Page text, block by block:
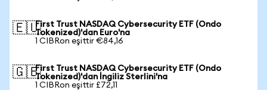
🇪🇺First Trust NASDAQ Cybersecurity ETF (Ondo
Tokenized)'dan Euro'na
1 CIBRon eşittir €84,16
🇬🇧First Trust NASDAQ Cybersecurity ETF (Ondo
Tokenized)'dan İngiliz Sterlini'na
1 CIBRon eşittir £72,11